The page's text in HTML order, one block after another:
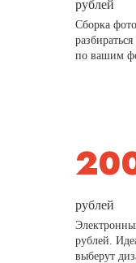
рублей
Сборка
по вашим
рублей
рублей.
выберут